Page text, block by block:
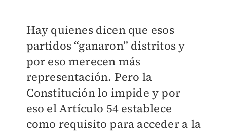
Hay quienes dicen que esos
partidos “ganaron” distritos y
por eso merecen más
representación. Pero la
Constitución lo impide y por
eso el Artículo 54 establece
como requisito para acceder a la